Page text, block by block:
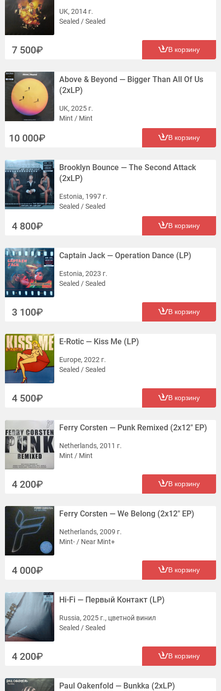
UK, 2014 г.
Sealed / Sealed
7 500 В корзину
Above & Beyond — Bigger Than All Of Us
(2xLP)
UK, 2025 г.
Mint / Mint
10 000 В корзину
Brooklyn Bounce — The Second Attack
(2xLP)
Estonia, 1997 г.
Sealed / Sealed
4 800 В корзину
Captain Jack — Operation Dance (LP)
Estonia, 2023 г.
Sealed / Sealed
3 100 В корзину
E-Rotic — Kiss Me (LP)
Europe, 2022 г.
Sealed / Sealed
4 500 В корзину
Ferry Corsten — Punk Remixed (2x12" EP)
Netherlands, 2011 г.
Mint / Mint
4 200 В корзину
Ferry Corsten — We Belong (2x12" EP)
Netherlands, 2009 г.
Mint- / Near Mint+
4 000 В корзину
Hi-Fi — Первый Контакт (LP)
Russia, 2025 г., цветной винил
Sealed / Sealed
4 200 В корзину
Paul Oakenfold — Bunkka (2xLP)